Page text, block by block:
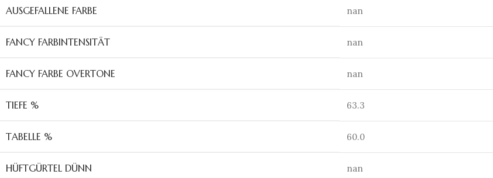
AUSGEFALLENE FARBE nan
FANCY FARBINTENSITÄT nan
FANCY FARBE OVERTONE nan
TIEFE % 63.3
TABELLE % 60.0
HÜFTGÜRTEL DÜNN nan